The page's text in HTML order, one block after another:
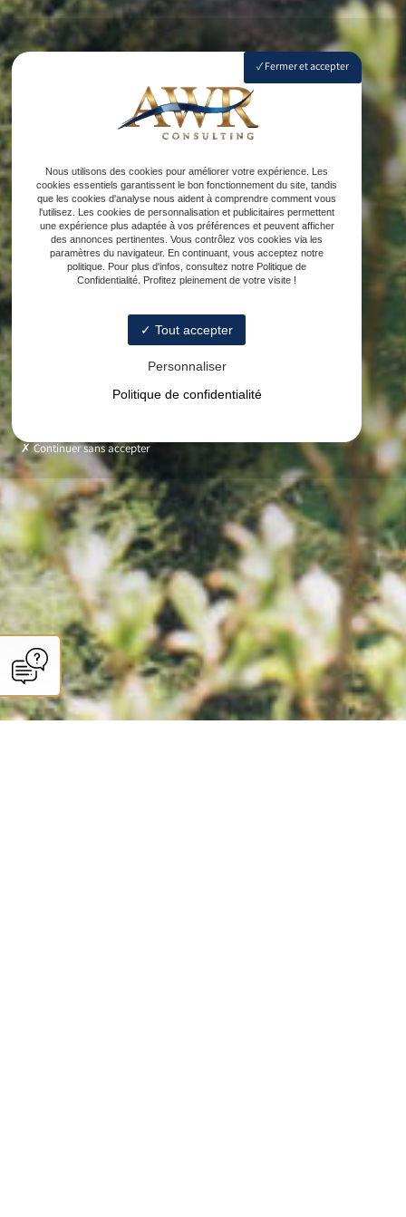
Fermer et accepter
Nous utilisons des cookies pour améliorer votre expérience. Les
cookies essentiels garantissent le bon fonctionnement du site, tandis
que les cookies d'analyse nous aident à comprendre comment vous
l'utilisez. Les cookies de personnalisation et publicitaires permettent
une expérience plus adaptée à vos préférences et peuvent afficher
des annonces pertinentes. Vous contrôlez vos cookies via les
paramètres du navigateur. En continuant, vous acceptez notre
politique. Pour plus d'infos, consultez notre Politique de
Confidentialité. Profitez pleinement de votre visite !
Tout accepter
Personnaliser
Politique de confidentialité
Continuer sans accepter